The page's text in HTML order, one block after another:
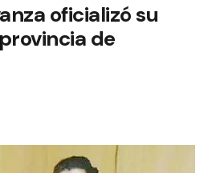
oficializó su
de